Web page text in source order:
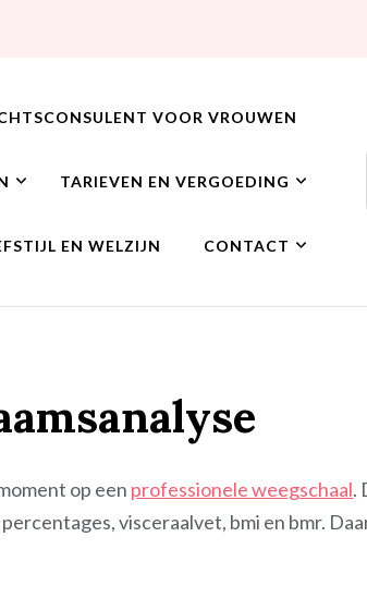
VOOR VROUWEN
TARIEVEN EN VERGOEDING
EN WELZIJN CONTACT
op een professionele weegschaal.
visceraalvet, bmi en bmr.